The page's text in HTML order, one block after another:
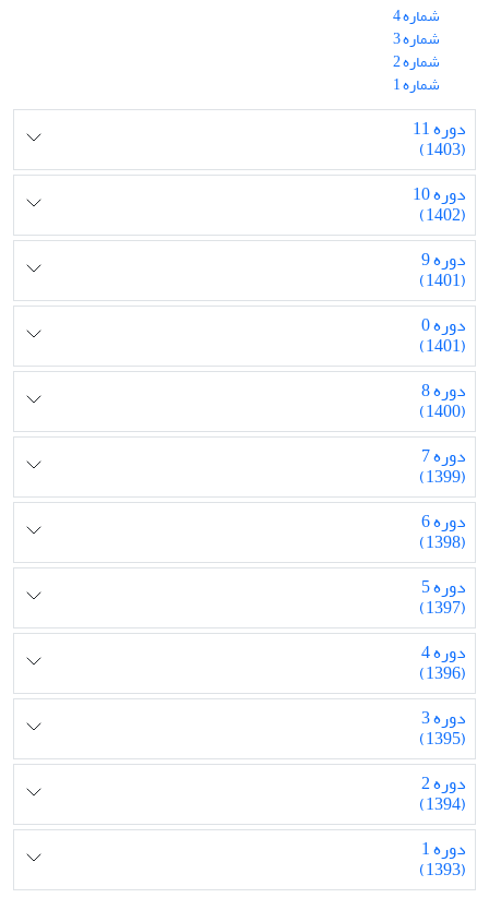
شماره 4
شماره 3
شماره 2
شماره 1
دوره 11
(1403)
دوره 10
(1402)
دوره 9
(1401)
دوره 0
(1401)
دوره 8
(1400)
دوره 7
(1399)
دوره 6
(1398)
دوره 5
(1397)
دوره 4
(1396)
دوره 3
(1395)
دوره 2
(1394)
دوره 1
(1393)